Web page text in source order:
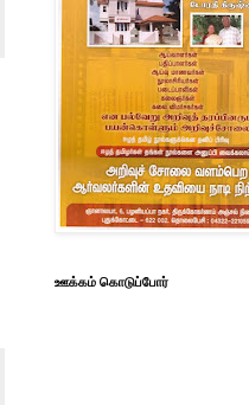
ஊக்கம் கொடுப்போர்